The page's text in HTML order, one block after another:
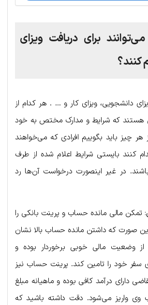
برای دریافت ویزا‌ی
کنند؟
دانشجویی، ویزای کار و … . هر کدام از
هستند که شرایط و مدارک مختص به خود
هر چیز باید بگوییم افرادی که می‌خواهند
کنند بایستی شرایط اعلام شده از طرف
در غیر اینصورت درخواست آن‌ها رد
: تمکن مالی مانده حساب و پرینت بانکی را
صورت که داشتن مانده حساب بالا نشان
وضعیت مالی خوبی برخوردار بوده و
سفر خود را تامین کند. پرینت حساب نیز
دارای درآمد کافی بوده و ماهیانه مبلغ
وی واریز می‌شود. دقت داشته باشید که